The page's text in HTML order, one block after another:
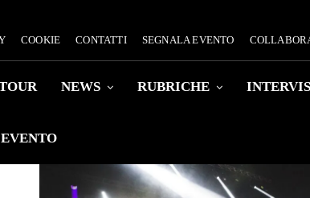
COOKIE CONTATTI SEGNALA EVENTO
NEWS RUBRICHE